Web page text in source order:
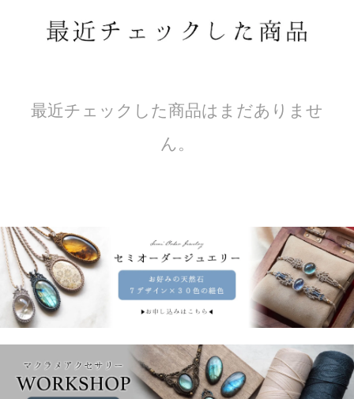
最近チェックした商品はまだありませ
ん。